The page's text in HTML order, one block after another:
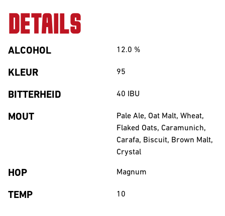
DETAILS
ALCOHOL 12.0 %
KLEUR 95
BITTERHEID 40 IBU
MOUT
Pale Ale, Oat Malt, Wheat,
Flaked Oats, Caramunich,
Carafa, Biscuit, Brown Malt,
Crystal
HOP Magnum
TEMP 10